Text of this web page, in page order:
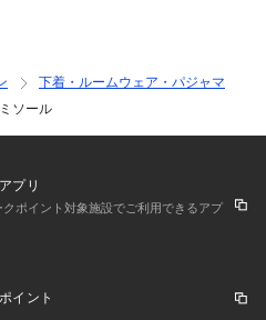
約65cm）
（ウレタン製）
下着・ルームウェア・パジャマ
ソール
プリ
ポイント対象施設でご利用できるアプ
イント